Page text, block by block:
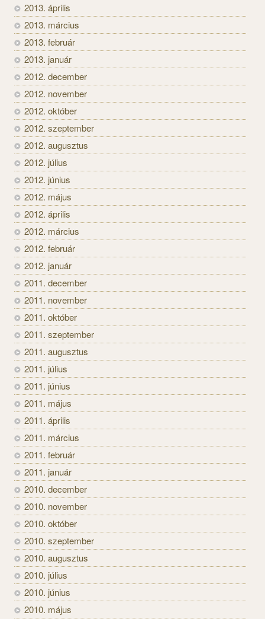
2013. április
2013. március
2013. február
2013. január
2012. december
2012. november
2012. október
2012. szeptember
2012. augusztus
2012. július
2012. június
2012. május
2012. április
2012. március
2012. február
2012. január
2011. december
2011. november
2011. október
2011. szeptember
2011. augusztus
2011. július
2011. június
2011. május
2011. április
2011. március
2011. február
2011. január
2010. december
2010. november
2010. október
2010. szeptember
2010. augusztus
2010. július
2010. június
2010. május